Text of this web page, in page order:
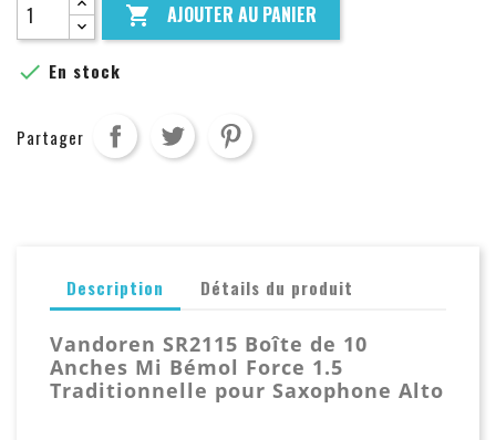
 AJOUTER AU PANIER
 En stock
Partager
Description Détails du produit
Vandoren SR2115 Boîte de 10
Anches Mi Bémol Force 1.5
Traditionnelle pour Saxophone Alto